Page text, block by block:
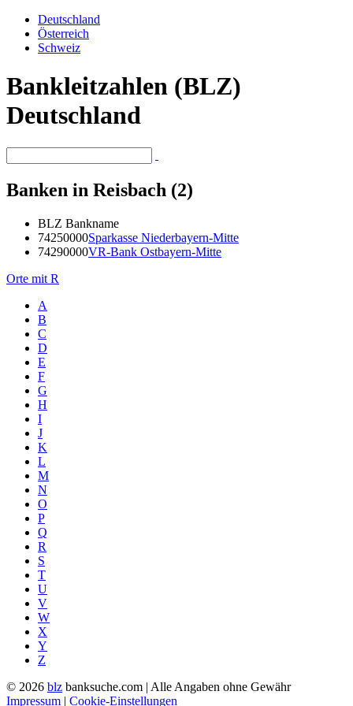
Deutschland
Österreich
Schweiz
Bankleitzahlen (BLZ)
Deutschland
Banken in Reisbach (2)
BLZ Bankname
74250000Sparkasse Niederbayern-Mitte
74290000VR-Bank Ostbayern-Mitte
Orte mit R
A
B
C
D
E
F
G
H
I
J
K
L
M
N
O
P
Q
R
S
T
U
V
W
X
Y
Z
© 2026 blz banksuche.com | Alle Angaben ohne Gewähr
Impressum | Cookie-Einstellungen